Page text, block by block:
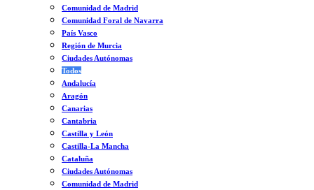
Comunidad de Madrid
Comunidad Foral de Navarra
País Vasco
Región de Murcia
Ciudades Autónomas
Todos
Andalucía
Aragón
Canarias
Cantabria
Castilla y León
Castilla-La Mancha
Cataluña
Ciudades Autónomas
Comunidad de Madrid